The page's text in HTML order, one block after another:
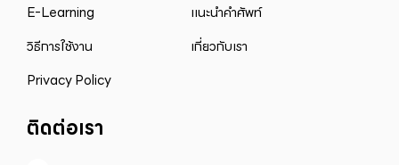
E-Learning
แนะนำคำศัพท์
วิธีการใช้งาน
เกี่ยวกับเรา
Privacy Policy
ติดต่อเรา